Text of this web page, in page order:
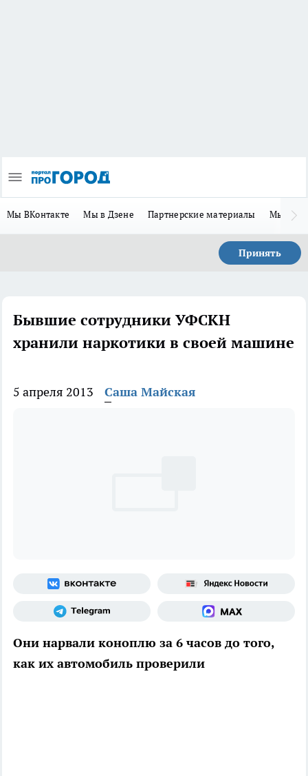
Мы ВКонтакте Мы в Дзене Партнерские материалы Мы в
Принять
Бывшие сотрудники УФСКН
хранили наркотики в своей машине
5 апреля 2013 Саша Майская
Они нарвали коноплю за 6 часов до того,
как их автомобиль проверили